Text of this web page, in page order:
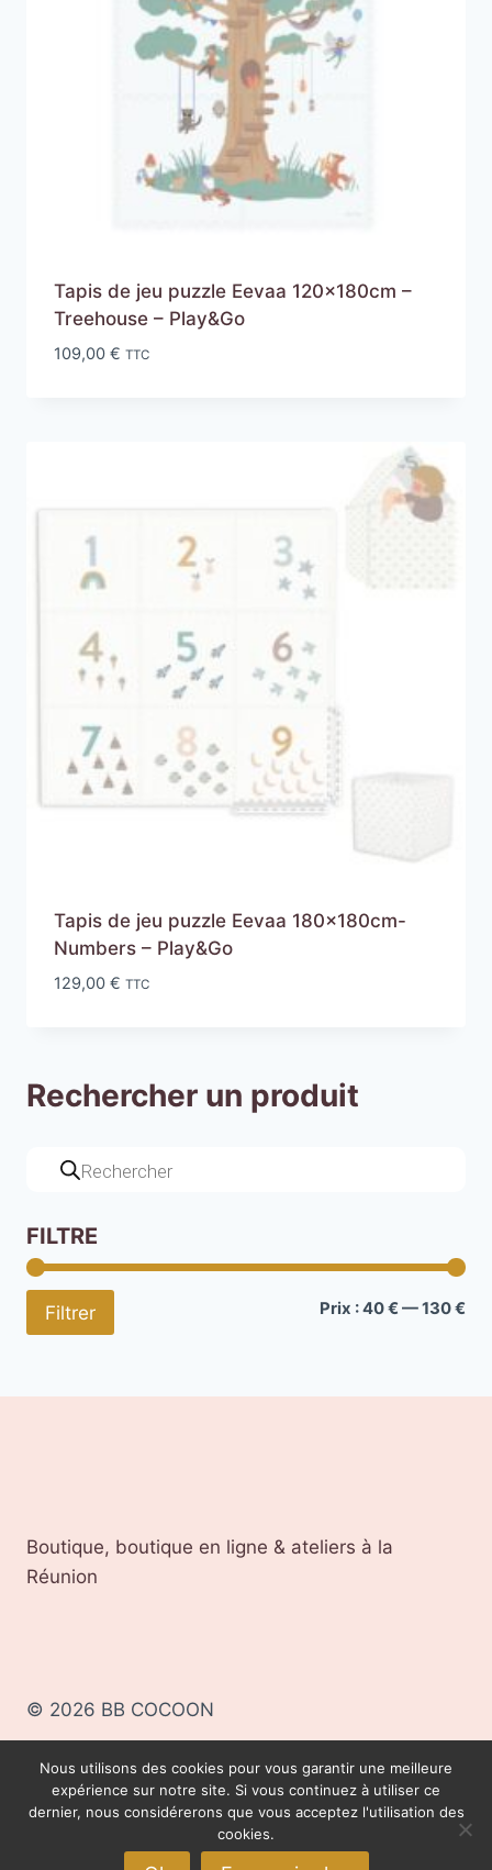
Tapis de jeu puzzle Eevaa 120x180cm –
Treehouse – Play&Go
109,00 € TTC
Tapis de jeu puzzle Eevaa 180x180cm-
Numbers – Play&Go
129,00 € TTC
Rechercher un produit
FILTRE
Filtrer Prix :40 €—130 €
Boutique, boutique en ligne & ateliers à la
Réunion
© 2026 BB COCOON
BB COCOON, TOUS DROITS RÉSERVÉS
-Mentions légales -CGV
Nous utilisons des cookies pour vous garantir une meilleure
expérience sur notre site. Si vous continuez à utiliser ce
dernier, nous considérerons que vous acceptez l'utilisation des
cookies.